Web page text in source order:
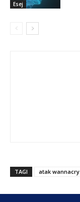
Esej
TAGI atak wannacry